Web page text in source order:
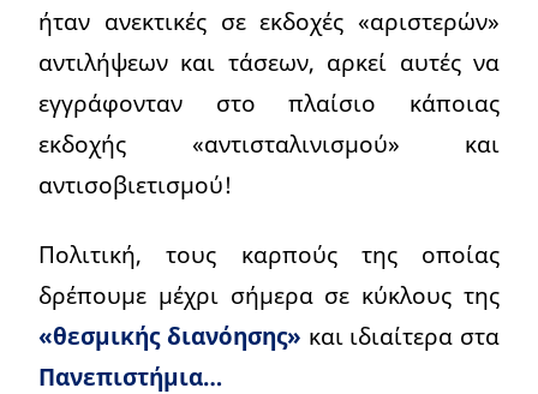
ήταν ανεκτικές σε εκδοχές «αριστερών»
αντιλήψεων και τάσεων, αρκεί αυτές να
εγγράφονταν στο πλαίσιο κάποιας
εκδοχής «αντισταλινισμού» και
αντισοβιετισμού!
Πολιτική, τους καρπούς της οποίας
δρέπουμε μέχρι σήμερα σε κύκλους της
«θεσμικής διανόησης» και ιδιαίτερα στα
Πανεπιστήμια…